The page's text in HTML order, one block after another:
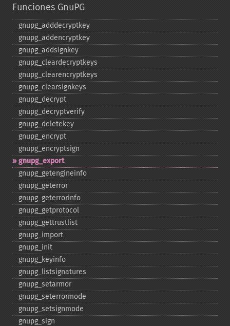
Funciones GnuPG
gnupg_​adddecryptkey
gnupg_​addencryptkey
gnupg_​addsignkey
gnupg_​cleardecryptkeys
gnupg_​clearencryptkeys
gnupg_​clearsignkeys
gnupg_​decrypt
gnupg_​decryptverify
gnupg_​deletekey
gnupg_​encrypt
gnupg_​encryptsign
gnupg_​export
gnupg_​getengineinfo
gnupg_​geterror
gnupg_​geterrorinfo
gnupg_​getprotocol
gnupg_​gettrustlist
gnupg_​import
gnupg_​init
gnupg_​keyinfo
gnupg_​listsignatures
gnupg_​setarmor
gnupg_​seterrormode
gnupg_​setsignmode
gnupg_​sign